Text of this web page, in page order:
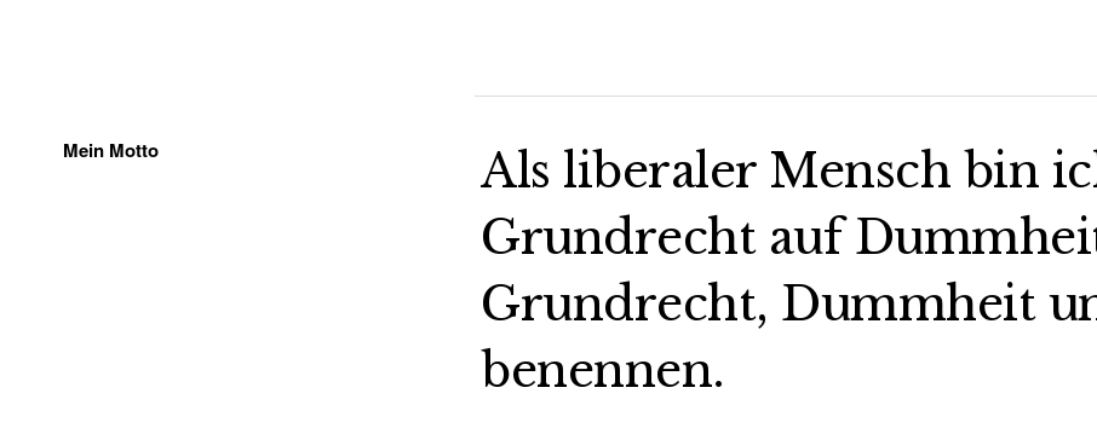
Mein Motto
Als liberaler Mensch bin
Grundrecht auf
Grundrecht, Dummheit
benennen.